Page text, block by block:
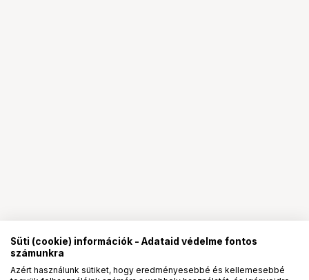
Süti (cookie) információk - Adataid védelme fontos
számunkra
Azért használunk sütiket, hogy eredményesebbé és kellemesebbé